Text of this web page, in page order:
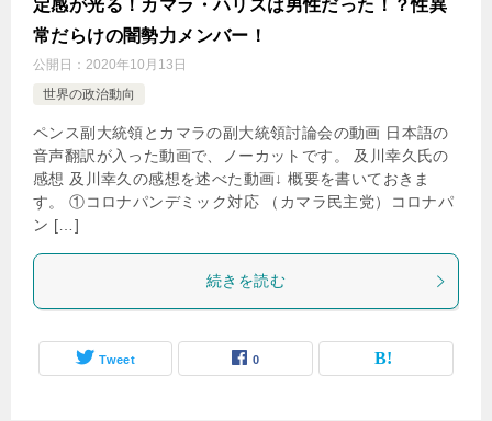
定感が光る！カマラ・ハリスは男性だった！？性異
常だらけの闇勢力メンバー！
公開日： 2020年10月13日
世界の政治動向
ペンス副大統領とカマラの副大統領討論会の動画 日本語の
音声翻訳が入った動画で、ノーカットです。 及川幸久氏の
感想 及川幸久の感想を述べた動画↓ 概要を書いておきま
す。 ①コロナパンデミック対応 （カマラ民主党）コロナパ
ン […]
続きを読む
Tweet 0